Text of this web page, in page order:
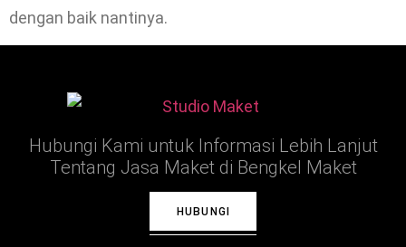
dengan baik nantinya.
Hubungi Kami untuk Informasi Lebih Lanjut
Tentang Jasa Maket di Bengkel Maket
HUBUNGI